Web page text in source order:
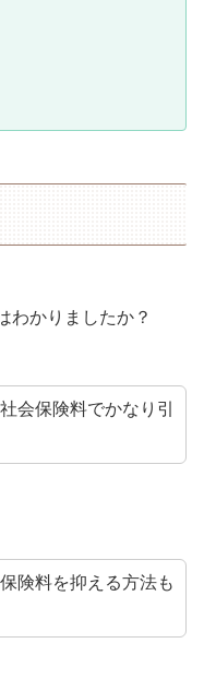
わかりましたか？
会保険料でかなり引
険料を抑える方法も